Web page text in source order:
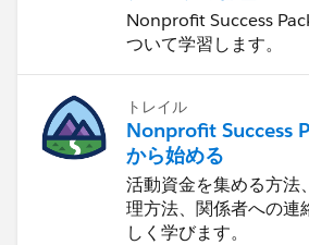
Nonprofit Success
ついて学習します。
トレイル
Nonprofit Success
から始める
活動資金を集める方法
理方法、関係者への連
しく学びます。